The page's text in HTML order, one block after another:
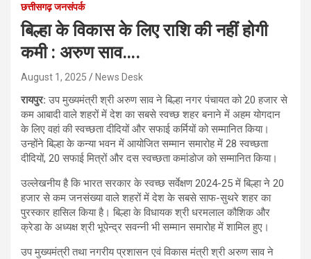
छत्तीसगढ़ जनसंपर्क
बिल्हा के विकास के लिए राशि की नहीं होगी
कमी : अरुण साव….
August 1, 2025 News Desk
रायपुर: उप मुख्यमंत्री श्री अरुण साव ने बिल्हा नगर पंचायत को 20 हजार से
कम आबादी वाले शहरों में देश का सबसे स्वच्छ शहर बनाने में अहम योगदान
के लिए वहां की स्वच्छता दीदियों और सफाई कर्मियों को सम्मानित किया।
उन्होंने बिल्हा के कन्या भवन में आयोजित सम्मान समारोह में 28 स्वच्छता
दीदियों, 20 सफाई मित्रों और दस स्वच्छता कमांडोज को सम्मानित किया।
उल्लेखनीय है कि भारत सरकार के स्वच्छ सर्वेक्षण 2024-25 में बिल्हा ने 20
हजार से कम जनसंख्या वाले शहरों में देश के सबसे साफ-सुथरे शहर का
पुरस्कार हासिल किया है। बिल्हा के विधायक श्री धरमलाल कौशिक और
क्रेडा के अध्यक्ष श्री भूपेन्द्र सवन्नी भी सम्मान समारोह में शामिल हुए।
उप मुख्यमंत्री तथा नगरीय प्रशासन एवं विकास मंत्री श्री अरुण साव ने